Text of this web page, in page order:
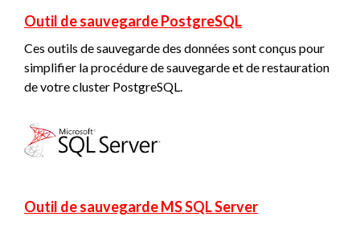
Outil de sauvegarde PostgreSQL
Ces outils de sauvegarde des données sont conçus pour
simplifier la procédure de sauvegarde et de restauration
de votre cluster PostgreSQL.
Outil de sauvegarde MS SQL Server